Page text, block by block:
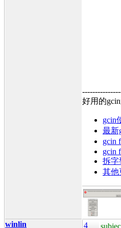
好用的gcin
gcin
最新
gcin
gcin
拆字
其他
winlin 4